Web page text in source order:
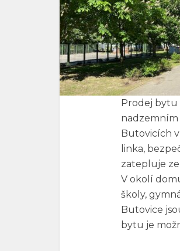
Prodej bytu
nadzemním
Butovicích
linka,
zatepluje
V okolí
školy,
Butovice
bytu je